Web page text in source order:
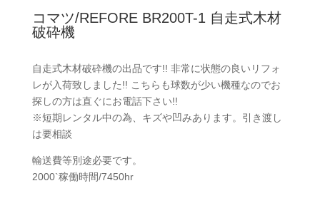
コマツ/REFORE BR200T-1 自走式木材
破砕機
自走式木材破砕機の出品です!! 非常に状態の良いリフォ
レが入荷致しました!! こちらも球数が少い機種なのでお
探しの方は直ぐにお電話下さい!!
※短期レンタル中の為、キズや凹みあります。引き渡し
は要相談
輸送費等別途必要です。
2000`稼働時間/7450hr